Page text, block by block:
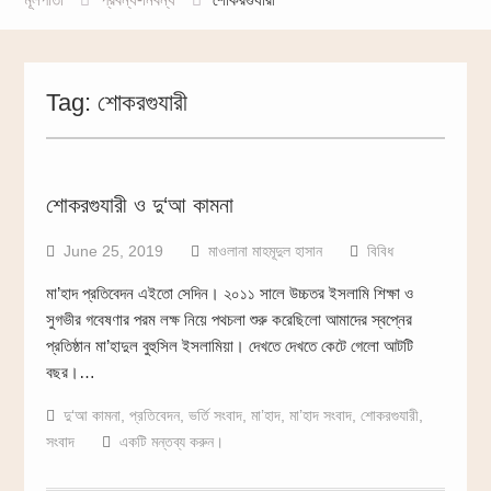
Tag: শোকরগুযারী
শোকরগুযারী ও দু‘আ কামনা
June 25, 2019 মাওলানা মাহমূদুল হাসান বিবিধ
মা’হাদ প্রতিবেদন এইতো সেদিন। ২০১১ সালে উচ্চতর ইসলামি শিক্ষা ও
সুগভীর গবেষণার পরম লক্ষ নিয়ে পথচলা শুরু করেছিলো আমাদের স্বপ্নের
প্রতিষ্ঠান মা’হাদুল বুহুসিল ইসলামিয়া। দেখতে দেখতে কেটে গেলো আটটি
বছর।…
দু‘আ কামনা, প্রতিবেদন, ভর্তি সংবাদ, মা’হাদ, মা’হাদ সংবাদ, শোকরগুযারী,
সংবাদ
একটি মন্তব্য করুন।